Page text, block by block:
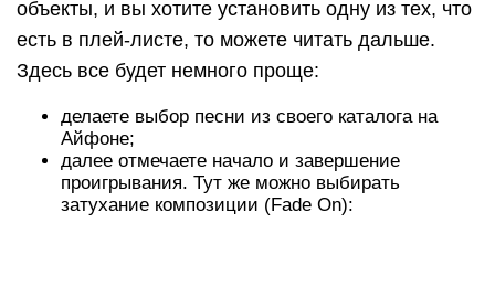
объекты, и вы хотите установить одну из тех, что
есть в плей-листе, то можете читать дальше.
Здесь все будет немного проще:
делаете выбор песни из своего каталога на
Айфоне;
далее отмечаете начало и завершение
проигрывания. Тут же можно выбирать
затухание композиции (Fade On):